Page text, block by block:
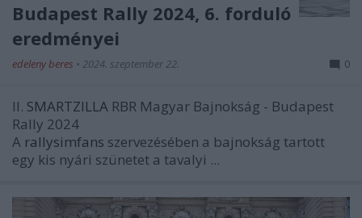
Budapest Rally 2024, 6. forduló
eredményei
edeleny beres • 2024. szeptember 22. 0
II. SMARTZILLA RBR Magyar Bajnokság - Budapest
Rally 2024
A rallysimfans szervezésében a bajnokság tartott
egy kis nyári szünetet a tavalyi ...